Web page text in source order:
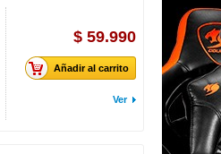
$ 59.990
Añadir al carrito
Ver